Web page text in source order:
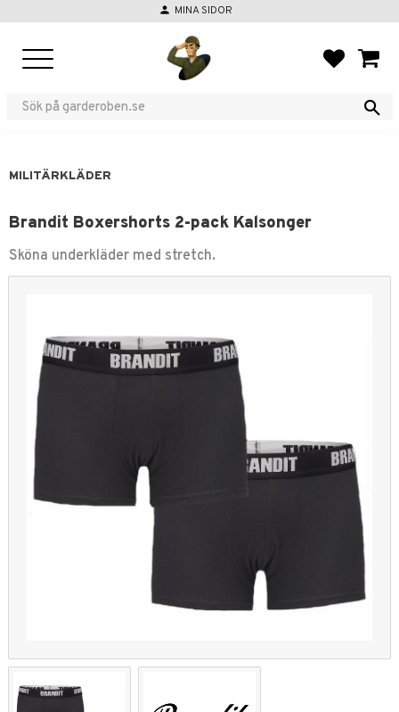
person MINA SIDOR
MILITÄRKLÄDER
Brandit Boxershorts 2-pack Kalsonger
Sköna underkläder med stretch.